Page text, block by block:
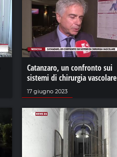
Catanzaro, un confronto sui
sistemi di chirurgia vascolare
17 giugno 2023